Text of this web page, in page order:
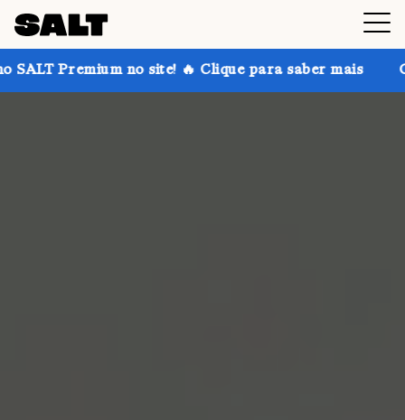
no site! 🔥 Clique para saber mais Ganhe até